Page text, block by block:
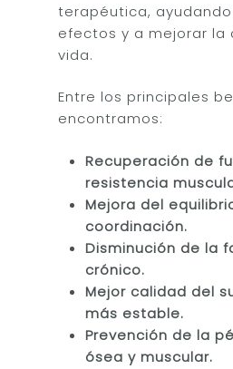
terapéutica,
efectos y a mejorar la
vida.
Entre los principales
encontramos:
Recuperación de
resistencia
Mejora del
coordinación.
Disminución de la
crónico.
Mejor calidad del
más estable.
Prevención de la
ósea y muscular.